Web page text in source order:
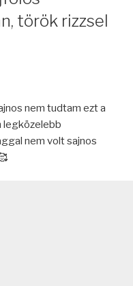
török rizzsel
nem tudtam ezt a
legközelebb
nem volt sajnos